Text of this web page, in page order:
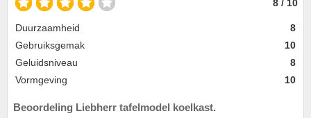
8 / 10
Duurzaamheid
8
Gebruiksgemak
10
Geluidsniveau
8
Vormgeving
10
Beoordeling Liebherr tafelmodel koelkast.